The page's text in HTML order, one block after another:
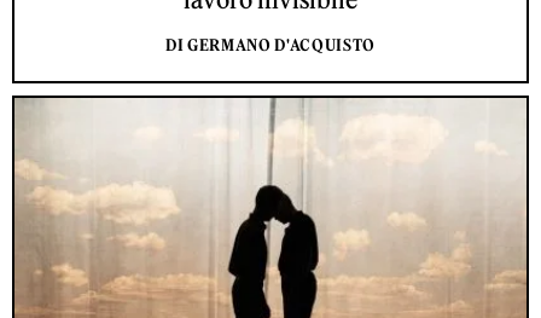
DI GERMANO D'ACQUISTO